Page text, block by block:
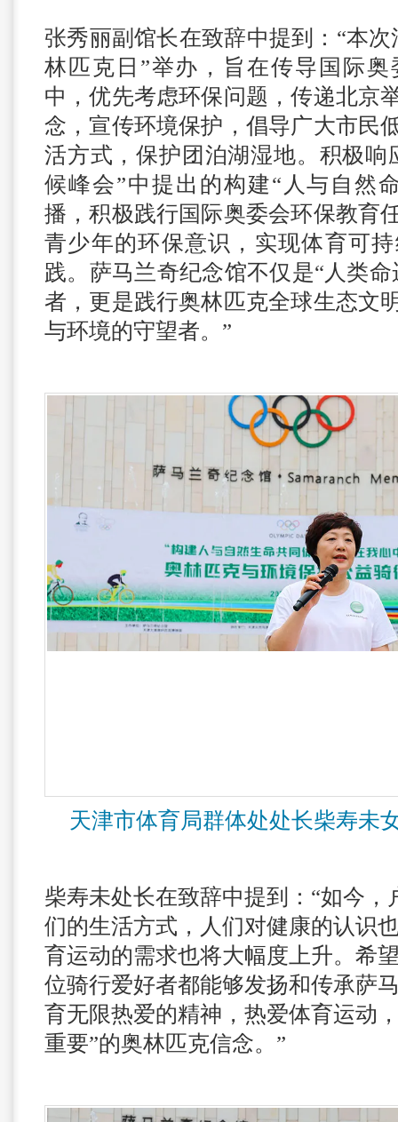
张秀丽副馆长在致辞中提到：“本
林匹克日”举办，旨在传导国际
中，优先考虑环保问题，传递北京
念，宣传环境保护，倡导广大市民
活方式，保护团泊湖湿地。积极响
候峰会”中提出的构建“人与自然
播，积极践行国际奥委会环保教育
青少年的环保意识，实现体育可
践。萨马兰奇纪念馆不仅是“人类
者，更是践行奥林匹克全球生态文
与环境的守望者。”
天津市体育局群体处处长柴寿未
柴寿未处长在致辞中提到：“如今，
们的生活方式，人们对健康的认识
育运动的需求也将大幅度上升。希
位骑行爱好者都能够发扬和传承萨
育无限热爱的精神，热爱体育运动
重要”的奥林匹克信念。”